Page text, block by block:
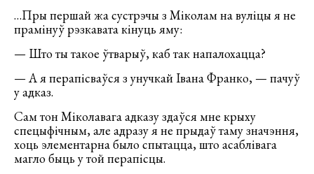
…Пры першай жа сустрэчы з Міколам на вуліцы я не
прамінуў рэзкавата кінуць яму:
— Што ты такое ўтварыў, каб так напалохацца?
— А я перапісваўся з унучкай Івана Франко, — пачуў
у адказ.
Сам тон Міколавага адказу здаўся мне крыху
спецыфічным, але адразу я не прыдаў таму значэння,
хоць элементарна было спытацца, што асаблівага
магло быць у той перапісцы.